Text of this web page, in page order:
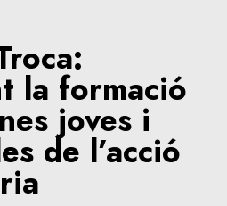
la formació
joves i
de l’acció